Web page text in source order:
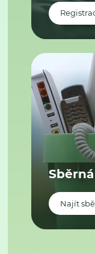
Najít